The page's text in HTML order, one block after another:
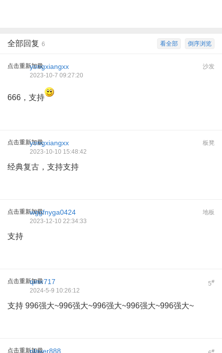
倒序浏览
看全部
全部回复 6
点击重新加载 沙发
yongxiangxx
2023-10-7 09:27:20
666，支持
点击重新加载 板凳
yongxiangxx
2023-10-10 15:48:42
经典复古，支持支持
点击重新加载 地板
wggfnyga0424
2023-12-10 22:34:33
支持
点击重新加载 5#
qimr717
2024-5-9 10:26:12
支持 996强大~996强大~996强大~996强大~996强大~
点击重新加载 #
player888